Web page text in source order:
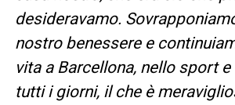
desideravamo.
nostro benessere e
vita a Barcellona, ​​nello sport
tutti i giorni, il che è